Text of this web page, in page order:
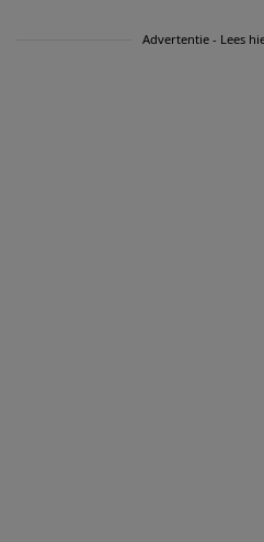
Advertentie - Lees